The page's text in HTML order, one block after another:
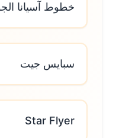
خطوط آسيانا الجوية
سبايس جيت
Star Flyer